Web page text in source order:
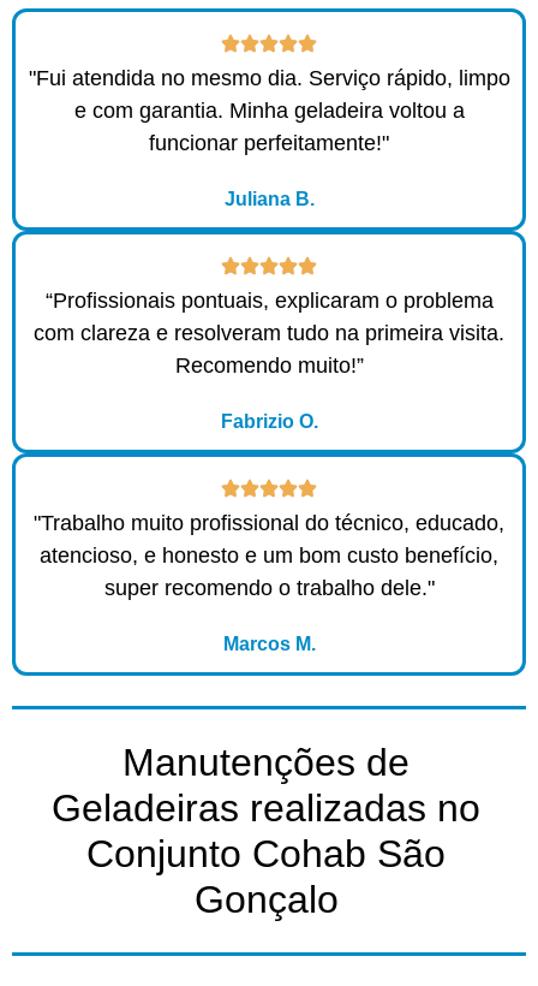
"Fui atendida no mesmo dia. Serviço rápido, limpo
e com garantia. Minha geladeira voltou a
funcionar perfeitamente!"
Juliana B.
“Profissionais pontuais, explicaram o problema
com clareza e resolveram tudo na primeira visita.
Recomendo muito!”
Fabrizio O.
"Trabalho muito profissional do técnico, educado,
atencioso, e honesto e um bom custo benefício,
super recomendo o trabalho dele."
Marcos M.
Manutenções de
Geladeiras realizadas no
Conjunto Cohab São
Gonçalo​